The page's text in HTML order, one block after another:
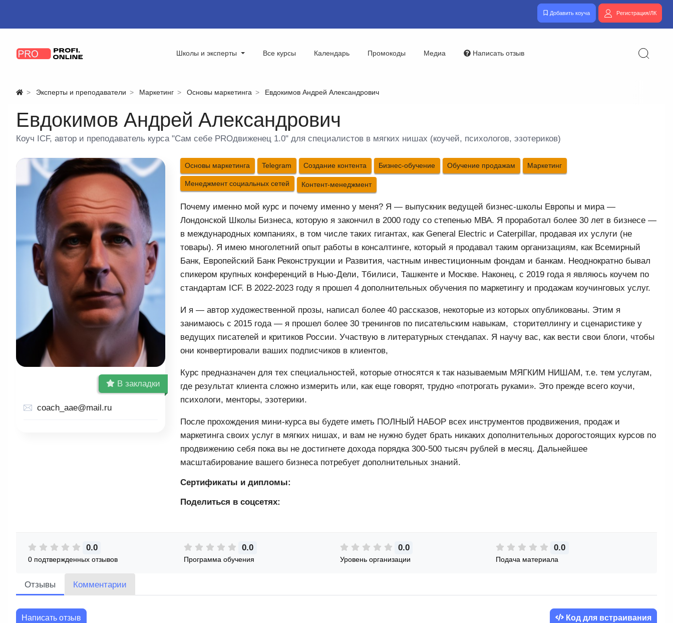
Добавить коуча Регистрация/ЛК
Школы и эксперты Все курсы Календарь Промокоды Медиа Написать отзыв
Эксперты и преподаватели Маркетинг Основы маркетинга Евдокимов Андрей Александрович
Евдокимов Андрей Александрович
Коуч ICF, автор и преподаватель курса "Сам себе PROдвиженец 1.0" для специалистов в мягких нишах (коучей, психологов, эзотериков)
В закладки
coach_aae@mail.ru
Основы маркетинга Telegram Создание контента Бизнес-обучение Обучение продажам Маркетинг
Менеджмент социальных сетей Контент-менеджмент
Почему именно мой курс и почему именно у меня? Я — выпускник ведущей бизнес-школы Европы и мира —
Лондонской Школы Бизнеса, которую я закончил в 2000 году со степенью МВА. Я проработал более 30 лет в бизнесе —
в международных компаниях, в том числе таких гигантах, как General Electric и Caterpillar, продавая их услуги (не
товары). Я имею многолетний опыт работы в консалтинге, который я продавал таким организациям, как Всемирный
Банк, Европейский Банк Реконструкции и Развития, частным инвестиционным фондам и банкам. Неоднократно бывал
спикером крупных конференций в Нью-Дели, Тбилиси, Ташкенте и Москве. Наконец, с 2019 года я являюсь коучем по
стандартам ICF. В 2022-2023 году я прошел 4 дополнительных обучения по маркетингу и продажам коучинговых услуг.
И я — автор художественной прозы, написал более 40 рассказов, некоторые из которых опубликованы. Этим я
занимаюсь с 2015 года — я прошел более 30 тренингов по писательским навыкам, сторителлингу и сценаристике у
ведущих писателей и критиков России. Участвую в литературных стендапах. Я научу вас, как вести свои блоги, чтобы
они конвертировали ваших подписчиков в клиентов,
Курс предназначен для тех специальностей, которые относятся к так называемым МЯГКИМ НИШАМ, т.е. тем услугам,
где результат клиента сложно измерить или, как еще говорят, трудно «потрогать руками». Это прежде всего коучи,
психологи, менторы, эзотерики.
После прохождения мини-курса вы будете иметь ПОЛНЫЙ НАБОР всех инструментов продвижения, продаж и
маркетинга своих услуг в мягких нишах, и вам не нужно будет брать никаких дополнительных дорогостоящих курсов по
продвижению себя пока вы не достигнете дохода порядка 300-500 тысяч рублей в месяц. Дальнейшее
масштабирование вашего бизнеса потребует дополнительных знаний.
Сертификаты и дипломы:
Поделиться в соцсетях:
0.0
0 подтвержденных отзывов
0.0
Программа обучения
0.0
Уровень организации
0.0
Подача материала
Отзывы Комментарии
Написать отзыв Код для встраивания